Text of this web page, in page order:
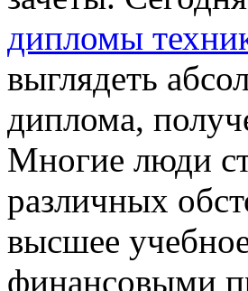
дипломы
выглядеть
диплома,
Многие люди
различных
высшее
финансовыми